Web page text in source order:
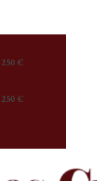
250 €
250 €